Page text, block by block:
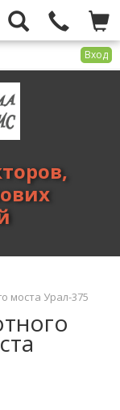
Вход
моста Урал-375